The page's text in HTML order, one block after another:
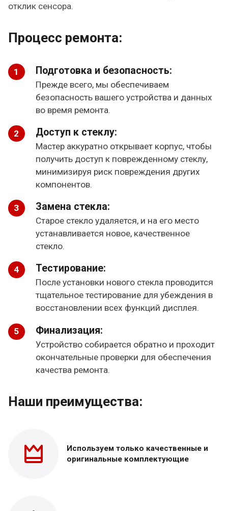
отклик сенсора.
Процесс ремонта:
Подготовка и безопасность:
Прежде всего, мы обеспечиваем
безопасность вашего устройства и данных
во время ремонта.
Доступ к стеклу:
Мастер аккуратно открывает корпус, чтобы
получить доступ к поврежденному стеклу,
минимизируя риск повреждения других
компонентов.
Замена стекла:
Старое стекло удаляется, и на его место
устанавливается новое, качественное
стекло.
Тестирование:
После установки нового стекла проводится
тщательное тестирование для убеждения в
восстановлении всех функций дисплея.
Финализация:
Устройство собирается обратно и проходит
окончательные проверки для обеспечения
качества ремонта.
Наши преимущества:
Используем только качественные и
оригинальные комплектующие